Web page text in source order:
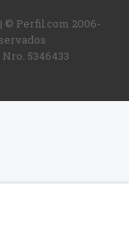
| © Perfil.com 2006-
5346433